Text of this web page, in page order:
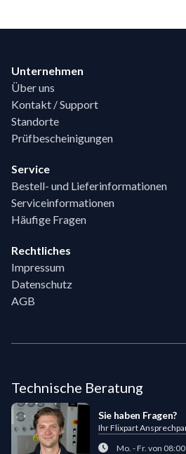
Unternehmen
Über uns
Kontakt / Support
Standorte
Prüfbescheinigungen
Service
Bestell- und Lieferinformationen
Serviceinformationen
Häufige Fragen
Rechtliches
Impressum
Datenschutz
AGB
Technische Beratung
Sie haben Fragen?
Ihr Flixpart
Mo. - Fr. von